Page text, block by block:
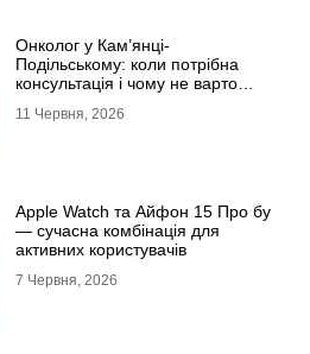
Онколог у Кам’янці-
Подільському: коли потрібна
консультація і чому не варто
11 Червня, 2026
Apple Watch та Айфон 15 Про бу
— сучасна комбінація для
активних користувачів
7 Червня, 2026